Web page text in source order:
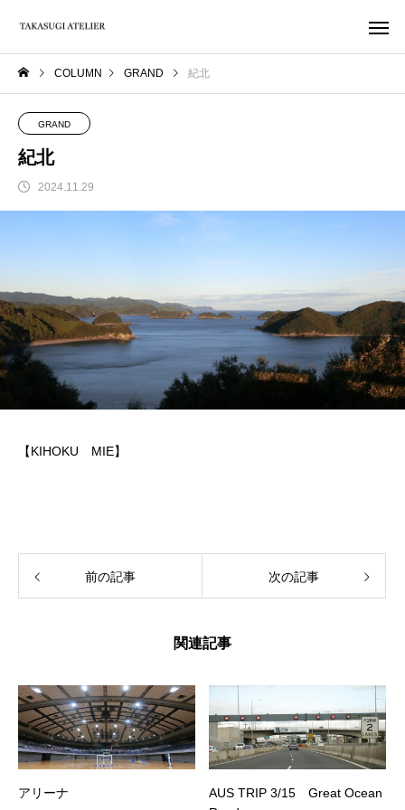
COLUMN GRAND 紀北
GRAND
紀北
2024.11.29
【KIHOKU MIE】
前の記事 次の記事
関連記事
アリーナ
AUS TRIP 3/15 Great Ocean